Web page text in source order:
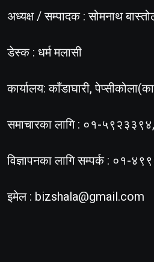
अध्यक्ष / सम्पादक : सोमनाथ
डेस्क : धर्म मलासी
कार्यालय: काँडाघारी,
समाचारका लागि : ०१-
विज्ञापनका लागि सम्पर्क : ०१-
इमेल : bizshala@gmail.com